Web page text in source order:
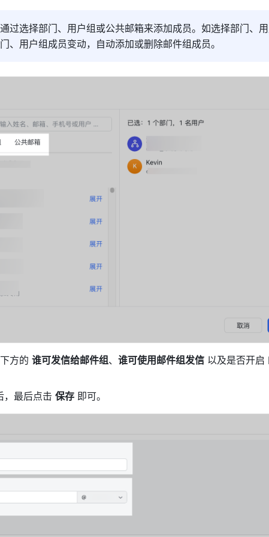
过选择部门、用户组或公共邮箱来添加成员。 如选择部门、
、用户组成员变动，自动添加或删除邮件组成员。
下方的 谁可发信给邮件组、 谁可使用邮件组发信 以及是否开启
，最后点击 保存 即可。